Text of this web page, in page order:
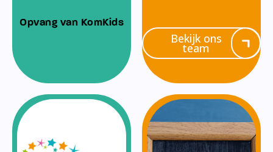
Opvang van KomKids
Bekijk ons
team